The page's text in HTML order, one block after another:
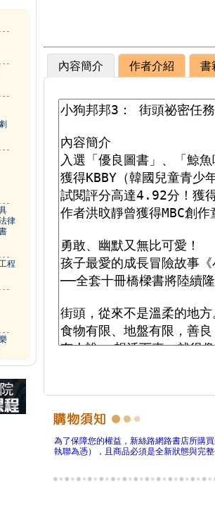
律
程
內容簡介 作者介紹 書
為了保障您的權益，新絲路網路書店所購
執聯為憑），且商品必須是全新狀態與完